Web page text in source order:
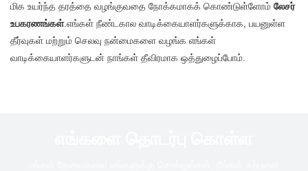
மிக உயர்ந்த தரத்தை வழங்குவதை நோக்கமாகக் கொண்டுள்ளோம் லேசர்
உபகரணங்கள்.எங்கள் நீண்டகால வாடிக்கையாளர்களுக்காக, பயனுள்ள
தீர்வுகள் மற்றும் செலவு நன்மைகளை வழங்க எங்கள்
வாடிக்கையாளர்களுடன் நாங்கள் தீவிரமாக ஒத்துழைப்போம்.